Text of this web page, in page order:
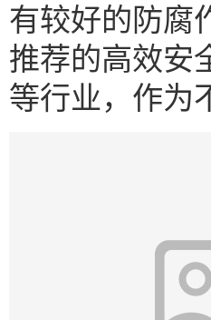
有较好的防腐
推荐的高效安
等行业，作为